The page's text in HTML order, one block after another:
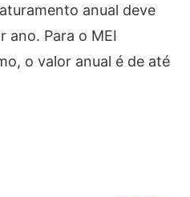
anual deve
ano. Para o MEI
o valor anual é de até